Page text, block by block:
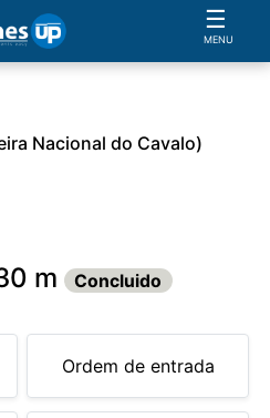
☰
MENU
Nacional do Cavalo)
m Concluido
Ordem de entrada